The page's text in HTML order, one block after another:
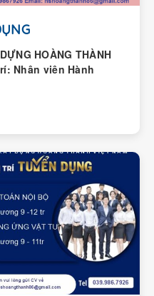
HOÀNG THÀNH
Nhân viên Hành